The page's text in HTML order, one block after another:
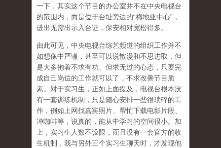
一下，其实这个节目的办公室并不在中央电视台
的范围内，而是位于台址旁边的“梅地亚中心”，
进出无需出示入台证，保安相对宽松得多。
由此可见，中央电视台综艺频道的组织工作并不
如想像中严谨，甚至可以说散漫和不思进取，但
是大多抱着不求有功、但求无过的心态，只要完
成自己岗位的工作就可以了，不求改善节目质
素。对于实习生，正如上面提及，电视台根本没
有一套训练机制，只是随心安排一些很琐碎的工
作，例如上网找嘉宾照片、帮忙下载电影片段、
冲咖啡等，说真的，能从中学习的空间很小。加
上，实习生人数不设限，而且没有一套官方的收
生机制，我与另外三个实习生聊天时，才发现他